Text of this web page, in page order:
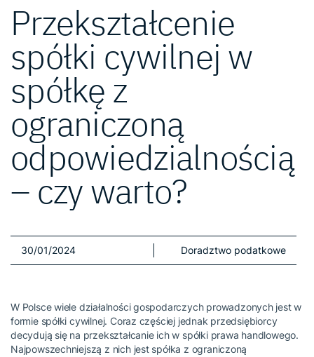
Przekształcenie
spółki cywilnej w
spółkę z
ograniczoną
odpowiedzialnością
– czy warto?
30/01/2024 Doradztwo podatkowe
W Polsce wiele działalności gospodarczych prowadzonych jest w
formie spółki cywilnej. Coraz częściej jednak przedsiębiorcy
decydują się na przekształcanie ich w spółki prawa handlowego.
Najpowszechniejszą z nich jest spółka z ograniczoną